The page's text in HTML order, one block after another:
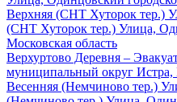
Верхняя (СНТ Хуторок тер.)
(СНТ Хуторок тер.) Улица,
Московская область
Верхуртово Деревня –
муниципальный округ Истра,
Весенняя (Немчиново тер.)